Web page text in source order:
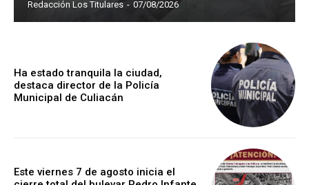
Redacción Los Titulares - 07/08/2026
Ha estado tranquila la ciudad,
destaca director de la Policía
Municipal de Culiacán
Este viernes 7 de agosto inicia el